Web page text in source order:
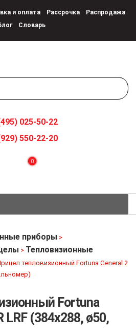
и оплата Рассрочка
Распродажа
Словарь
0
025-50-22
550-22-20
приборы >
> Тепловизионные
тепловизионный Fortuna General 2
Fortuna
LRF (384х288, ø50,